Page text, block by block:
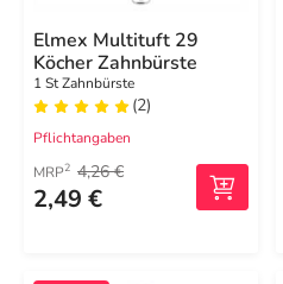
Elmex Multituft 29
Köcher Zahnbürste
1 St Zahnbürste
(2)
Pflichtangaben
MRP2 4,26 €
2,49 €